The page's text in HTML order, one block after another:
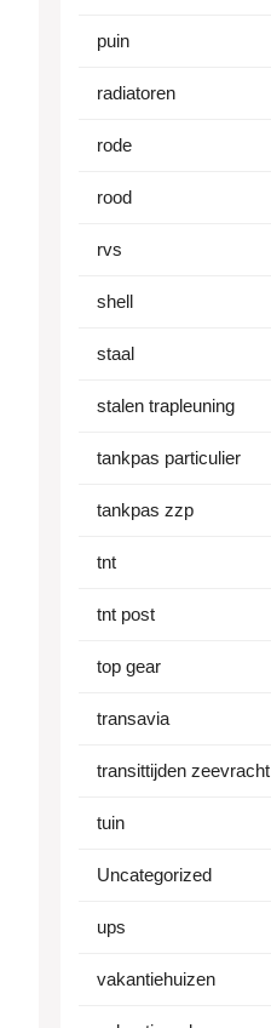
puin
radiatoren
rode
rood
rvs
shell
staal
stalen trapleuning
tankpas particulier
tankpas zzp
tnt
tnt post
top gear
transavia
transittijden zeevracht
tuin
Uncategorized
ups
vakantiehuizen